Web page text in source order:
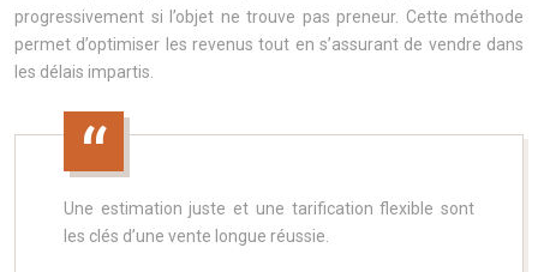
progressivement si l’objet ne trouve pas preneur. Cette méthode
permet d’optimiser les revenus tout en s’assurant de vendre dans
les délais impartis.
Une estimation juste et une tarification flexible sont
les clés d’une vente longue réussie.